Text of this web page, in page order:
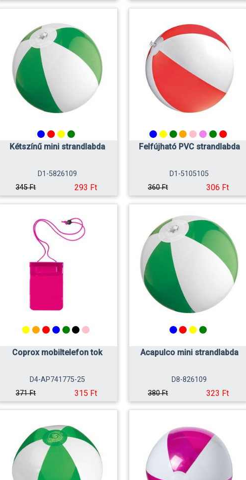
Kétszínű mini strandlabda
D1-5826109
345 Ft
293 Ft
Felfújható PVC strandlabda
D1-5105105
360 Ft
306 Ft
Coprox mobiltelefon tok
D4-AP741775-25
371 Ft
315 Ft
Acapulco mini strandlabda
D8-826109
380 Ft
323 Ft